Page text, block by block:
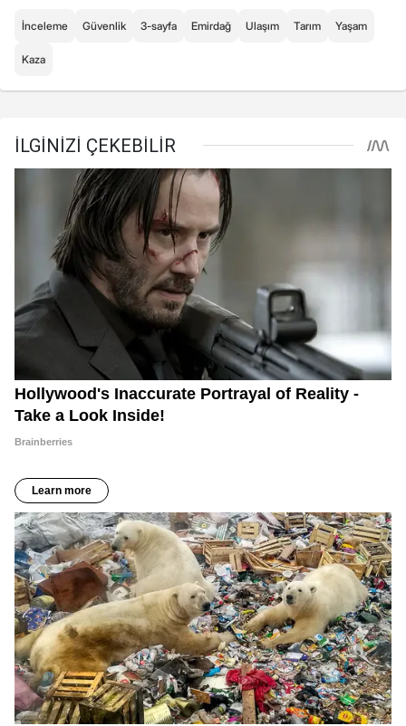
İnceleme Güvenlik 3-sayfa Emirdağ Ulaşım Tarım Yaşam
Kaza